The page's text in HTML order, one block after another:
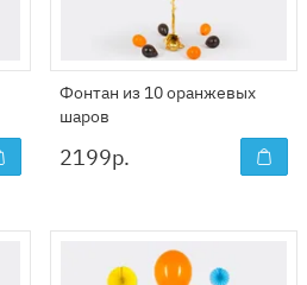
Фонтан из 10 оранжевых
шаров
2199р.